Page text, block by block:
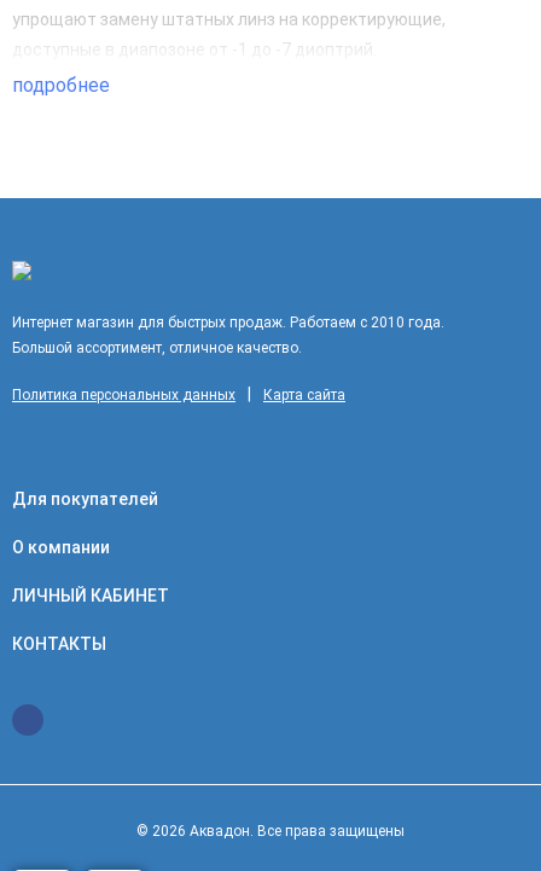
упрощают замену штатных линз на корректирующие,
доступные в диапозоне от -1 до -7 диоптрий.
подробнее
Интернет магазин для быстрых продаж. Работаем с 2010 года.
Большой ассортимент, отличное качество.
Политика персональных данных Карта сайта
Для покупателей
О компании
ЛИЧНЫЙ КАБИНЕТ
КОНТАКТЫ
© 2026 Аквадон. Все права защищены